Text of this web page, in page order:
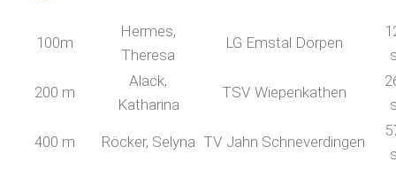
100m
Hermes,
Theresa
LG Emstal Dörpen
200 m
Alack,
Katharina
TSV Wiepenkathen
400 m Röcker, Selyna TV Jahn Schneverdingen